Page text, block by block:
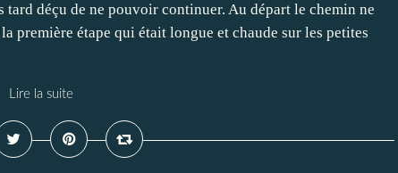
déçu de ne pouvoir continuer. Au départ le chemin ne
première étape qui était longue et chaude sur les petites
Lire la suite